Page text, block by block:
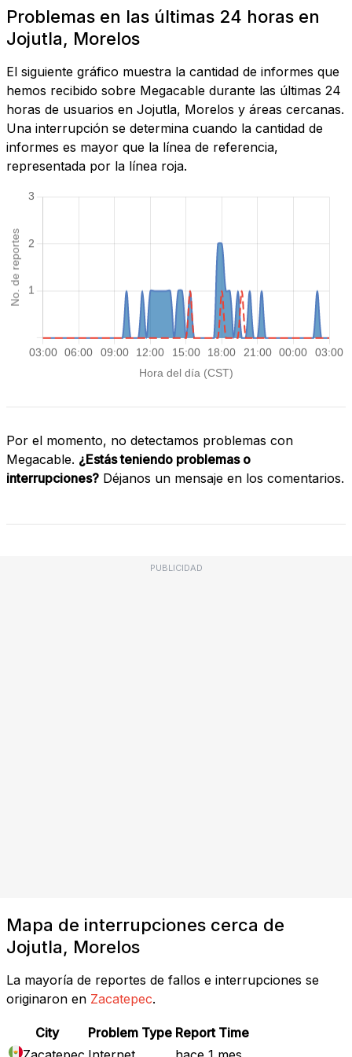
Problemas en las últimas 24 horas en
Jojutla, Morelos
El siguiente gráfico muestra la cantidad de informes que
hemos recibido sobre Megacable durante las últimas 24
horas de usuarios en Jojutla, Morelos y áreas cercanas.
Una interrupción se determina cuando la cantidad de
informes es mayor que la línea de referencia,
representada por la línea roja.
Por el momento, no detectamos problemas con
Megacable. ¿Estás teniendo problemas o
interrupciones? Déjanos un mensaje en los comentarios.
PUBLICIDAD
Mapa de interrupciones cerca de
Jojutla, Morelos
La mayoría de reportes de fallos e interrupciones se
originaron en Zacatepec.
City Problem Type Report Time